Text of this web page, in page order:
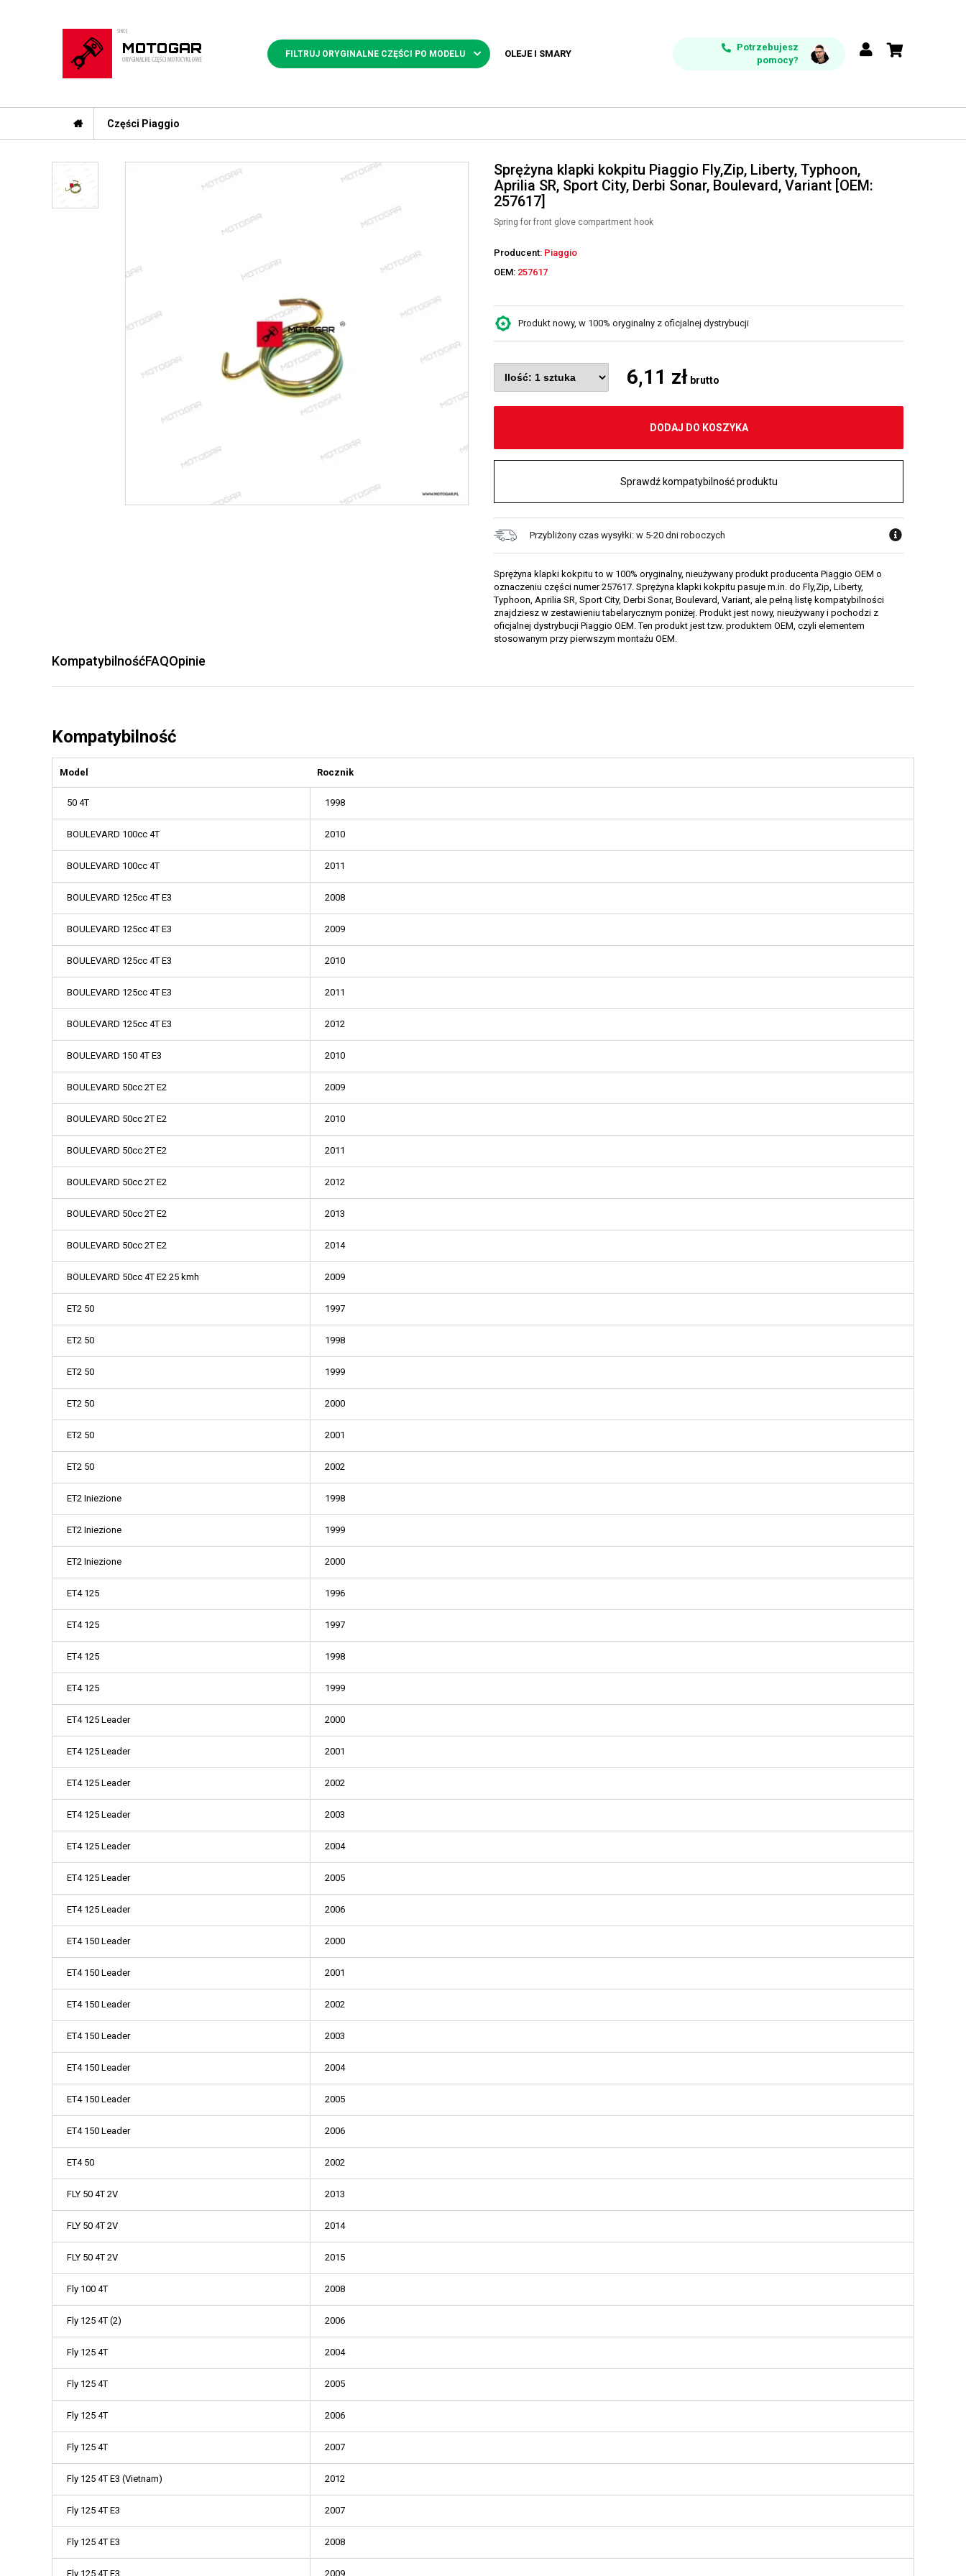
FILTRUJ ORYGINALNE CZĘŚCI PO MODELU OLEJE I SMARY
Potrzebujesz
pomocy?
Części Piaggio
Sprężyna klapki kokpitu Piaggio Fly,Zip, Liberty, Typhoon,
Aprilia SR, Sport City, Derbi Sonar, Boulevard, Variant [OEM:
257617]
Spring for front glove compartment hook
Producent: Piaggio
OEM: 257617
Produkt nowy, w 100% oryginalny z oficjalnej dystrybucji
6,11 zł brutto
DODAJ DO KOSZYKA
Sprawdź kompatybilność produktu
Przybliżony czas wysyłki: w 5-20 dni roboczych
Sprężyna klapki kokpitu to w 100% oryginalny, nieużywany produkt producenta Piaggio OEM o
oznaczeniu części numer 257617. Sprężyna klapki kokpitu pasuje m.in. do Fly,Zip, Liberty,
Typhoon, Aprilia SR, Sport City, Derbi Sonar, Boulevard, Variant, ale pełną listę kompatybilności
znajdziesz w zestawieniu tabelarycznym poniżej. Produkt jest nowy, nieużywany i pochodzi z
oficjalnej dystrybucji Piaggio OEM. Ten produkt jest tzw. produktem OEM, czyli elementem
stosowanym przy pierwszym montażu OEM.
KompatybilnośćFAQOpinie
Kompatybilność
Model Rocznik
50 4T 1998
BOULEVARD 100cc 4T 2010
BOULEVARD 100cc 4T 2011
BOULEVARD 125cc 4T E3 2008
BOULEVARD 125cc 4T E3 2009
BOULEVARD 125cc 4T E3 2010
BOULEVARD 125cc 4T E3 2011
BOULEVARD 125cc 4T E3 2012
BOULEVARD 150 4T E3 2010
BOULEVARD 50cc 2T E2 2009
BOULEVARD 50cc 2T E2 2010
BOULEVARD 50cc 2T E2 2011
BOULEVARD 50cc 2T E2 2012
BOULEVARD 50cc 2T E2 2013
BOULEVARD 50cc 2T E2 2014
BOULEVARD 50cc 4T E2 25 kmh 2009
ET2 50 1997
ET2 50 1998
ET2 50 1999
ET2 50 2000
ET2 50 2001
ET2 50 2002
ET2 Iniezione 1998
ET2 Iniezione 1999
ET2 Iniezione 2000
ET4 125 1996
ET4 125 1997
ET4 125 1998
ET4 125 1999
ET4 125 Leader 2000
ET4 125 Leader 2001
ET4 125 Leader 2002
ET4 125 Leader 2003
ET4 125 Leader 2004
ET4 125 Leader 2005
ET4 125 Leader 2006
ET4 150 Leader 2000
ET4 150 Leader 2001
ET4 150 Leader 2002
ET4 150 Leader 2003
ET4 150 Leader 2004
ET4 150 Leader 2005
ET4 150 Leader 2006
ET4 50 2002
FLY 50 4T 2V 2013
FLY 50 4T 2V 2014
FLY 50 4T 2V 2015
Fly 100 4T 2008
Fly 125 4T (2) 2006
Fly 125 4T 2004
Fly 125 4T 2005
Fly 125 4T 2006
Fly 125 4T 2007
Fly 125 4T E3 (Vietnam) 2012
Fly 125 4T E3 2007
Fly 125 4T E3 2008
Fly 125 4T E3 2009